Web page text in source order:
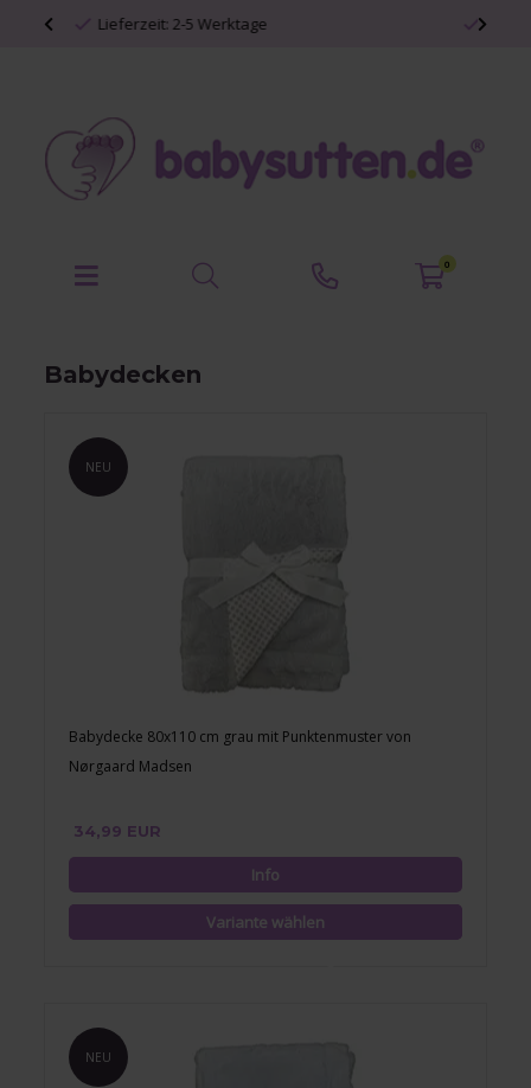
Persönliche Babyartikel
0
Babydecken
NEU
Babydecke 80x110 cm grau mit Punktenmuster von
Nørgaard Madsen
34,99 EUR
NEU